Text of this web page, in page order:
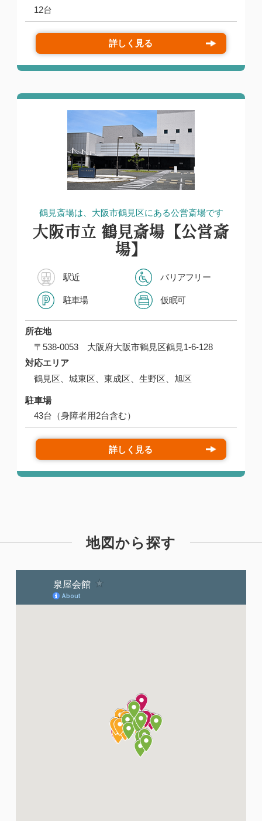
12台
詳しく見る
鶴見斎場は、大阪市鶴見区にある公営斎場です
大阪市立 鶴見斎場【公営斎
場】
駅近 バリアフリー
駐車場 仮眠可
所在地
〒538-0053 大阪府大阪市鶴見区鶴見1-6-128
対応エリア
鶴見区、城東区、東成区、生野区、旭区
駐車場
43台（身障者用2台含む）
詳しく見る
地図から探す